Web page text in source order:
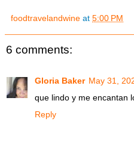
foodtravelandwine at 5:00 PM
6 comments:
Gloria Baker May 31,
que lindo y me encantan
Reply